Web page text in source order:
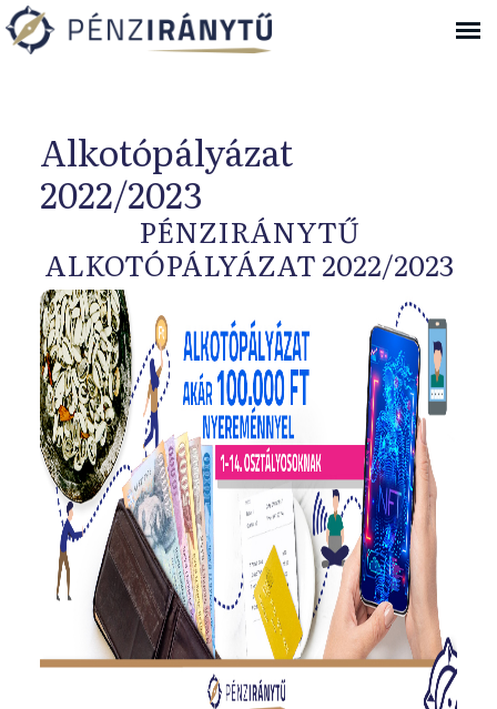
Ugrás a navigációhoz
Alkotópályázat
2022/2023
PÉNZIRÁNYTŰ
ALKOTÓPÁLYÁZAT 2022/2023